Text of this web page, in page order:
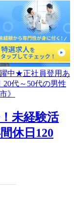
未経験活
休日120